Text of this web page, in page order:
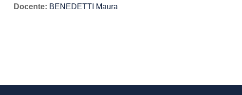
Docente: BENEDETTI Maura